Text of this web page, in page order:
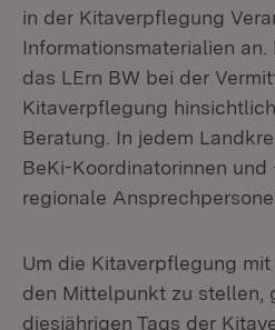
in der Kitaverpflegung
Informationsmaterialien
das LErn BW bei der
Kitaverpflegung
Beratung. In jedem
BeKi-Koordinatorinnen
regionale
Um die Kitaverpflegung
den Mittelpunkt zu stellen,
diesjährigen Tags der